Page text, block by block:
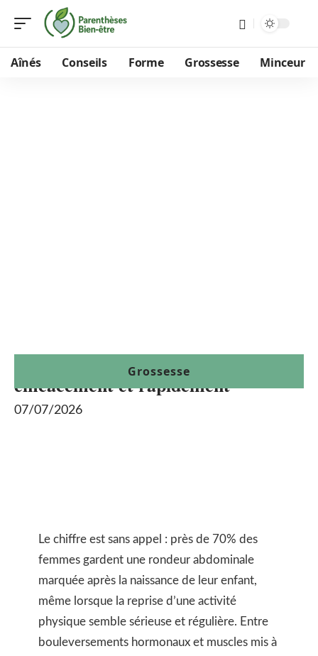
Aînés Conseils Forme Grossesse Minceur
Grossesse
Sport : perdre le ventre de grossesse
efficacement et rapidement
07/07/2026
Le chiffre est sans appel : près de 70% des
femmes gardent une rondeur abdominale
marquée après la naissance de leur enfant,
même lorsque la reprise d’une activité
physique semble sérieuse et régulière. Entre
bouleversements hormonaux et muscles mis à